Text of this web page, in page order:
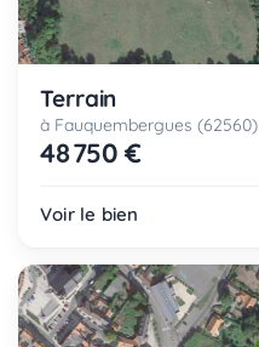
Terrain
à Fauquembergues (62560)
48 750 €
Voir le bien